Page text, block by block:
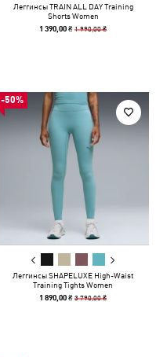
Леггинсы TRAIN ALL DAY Training
Shorts Women
1 390,00 ₴1 990,00 ₴
-50%
Леггинсы SHAPELUXE High-Waist
Training Tights Women
1 890,00 ₴3 790,00 ₴